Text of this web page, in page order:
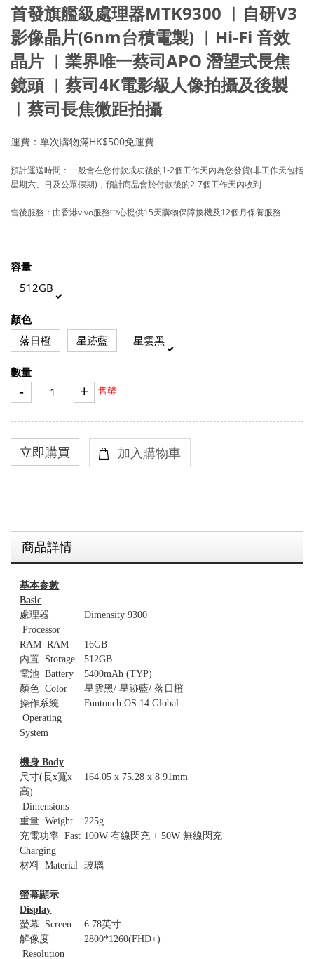
首發旗艦級處理器MTK9300 ︳自研V3
影像晶片(6nm台積電製) ︳Hi-Fi 音效
晶片 ︳業界唯一蔡司APO 潛望式長焦
鏡頭 ︳蔡司4K電影級人像拍攝及後製
︳蔡司長焦微距拍攝
運費：單次購物滿HK$500免運費
預計運送時間：一般會在您付款成功後的1-2個工作天內為您發貨(非工作天包括
星期六、日及公眾假期)，預計商品會於付款後的2-7個工作天內收到
售後服務：由香港vivo服務中心提供15天購物保障換機及12個月保養服務
容量
512GB
顏色
落日橙
星跡藍 星雲黑
數量
- + 售罄
商品詳情
基本参數
Basic
處理器
Processor
Dimensity 9300
RAM RAM
16GB
內置 Storage
512GB
電池 Battery 5400mAh (TYP)
顏色 Color 星雲黑/星跡藍/ 落日橙
操作系統
Operating
System
Funtouch OS 14 Global
機身 Body
尺寸(長x寬x
高)
Dimensions
164.05 x 75.28 x 8.91mm
重量 Weight
225g
充電功率 Fast
Charging
100W有線閃充 + 50W無線閃充
材料 Material 玻璃
螢幕顯示
Display
螢幕 Screen 6.78英寸
解像度
Resolution
2800*1260(FHD+)